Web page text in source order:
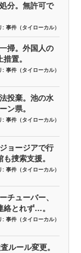
分。無許可で
: 事件（タイローカル）
掃。外国人の
置。
: 事件（タイローカル）
投棄。池の水
ン県。
: 事件（タイローカル）
ョージアで行
捜索支援。
: 事件（タイローカル）
チューバー、
絡とれず…。
: 事件（タイローカル）
ルール変更。